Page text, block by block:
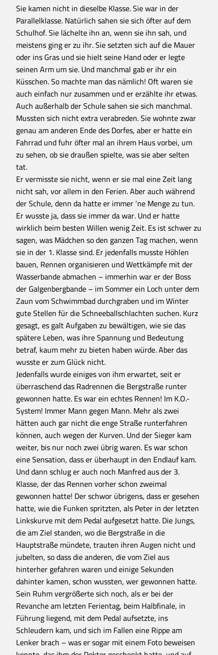
Sie kamen nicht in dieselbe Klasse. Sie war in der
Parallelklasse. Natürlich sahen sie sich öfter auf dem
Schulhof. Sie lächelte ihn an, wenn sie ihn sah, und
meistens ging er zu ihr. Sie setzten sich auf die Mauer
oder ins Gras und sie hielt seine Hand oder er legte
seinen Arm um sie. Und manchmal gab er ihr ein
Küsschen. So machte man das nämlich! Oft waren sie
auch einfach nur zusammen und er erzählte ihr etwas.
Auch außerhalb der Schule sahen sie sich manchmal.
Mussten sich nicht extra verabreden. Sie wohnte zwar
genau am anderen Ende des Dorfes, aber er hatte ein
Fahrrad und fuhr öfter mal an ihrem Haus vorbei, um
zu sehen, ob sie draußen spielte, was sie aber selten
tat.
Er vermisste sie nicht, wenn er sie mal eine Zeit lang
nicht sah, vor allem in den Ferien. Aber auch während
der Schule, denn da hatte er immer ‘ne Menge zu tun.
Er wusste ja, dass sie immer da war. Und er hatte
wirklich beim besten Willen wenig Zeit. Es ist schwer zu
sagen, was Mädchen so den ganzen Tag machen, wenn
sie in der 1. Klasse sind. Er jedenfalls musste Höhlen
bauen, Rennen organisieren und Wettkämpfe mit der
Wasserbande abmachen – immerhin war er der Boss
der Galgenbergbande – im Sommer ein Loch unter dem
Zaun vom Schwimmbad durchgraben und im Winter
gute Stellen für die Schneeballschlachten suchen. Kurz
gesagt, es galt Aufgaben zu bewältigen, wie sie das
spätere Leben, was ihre Spannung und Bedeutung
betraf, kaum mehr zu bieten haben würde. Aber das
wusste er zum Glück nicht.
Jedenfalls wurde einiges von ihm erwartet, seit er
überraschend das Radrennen die Bergstraße runter
gewonnen hatte. Es war ein echtes Rennen! Im K.O.-
System! Immer Mann gegen Mann. Mehr als zwei
hätten auch gar nicht die enge Straße runterfahren
können, auch wegen der Kurven. Und der Sieger kam
weiter, bis nur noch zwei übrig waren. Es war schon
eine Sensation, dass er überhaupt in den Endlauf kam.
Und dann schlug er auch noch Manfred aus der 3.
Klasse, der das Rennen vorher schon zweimal
gewonnen hatte! Der schwor übrigens, dass er gesehen
hatte, wie die Funken spritzten, als Peter in der letzten
Linkskurve mit dem Pedal aufgesetzt hatte. Die Jungs,
die am Ziel standen, wo die Bergstraße in die
Hauptstraße mündete, trauten ihren Augen nicht und
jubelten, so dass die anderen, die vom Ziel aus
hinterher gefahren waren und einige Sekunden
dahinter kamen, schon wussten, wer gewonnen hatte.
Sein Ruhm vergrößerte sich noch, als er bei der
Revanche am letzten Ferientag, beim Halbfinale, in
Führung liegend, mit dem Pedal aufsetzte, ins
Schleudern kam, und sich im Fallen eine Rippe am
Lenker brach – was er sogar mit einem Foto beweisen